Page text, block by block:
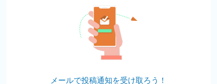
メールで投稿通知を受け取ろう！